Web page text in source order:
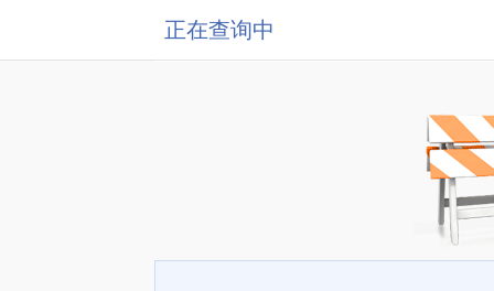
正在查询中